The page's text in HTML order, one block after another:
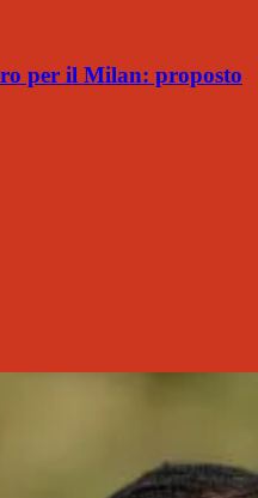
per il Milan: proposto